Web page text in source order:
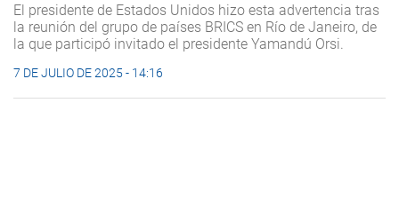
El presidente de Estados Unidos hizo esta advertencia tras
la reunión del grupo de países BRICS en Río de Janeiro, de
la que participó invitado el presidente Yamandú Orsi.
7 DE JULIO DE 2025 - 14:16